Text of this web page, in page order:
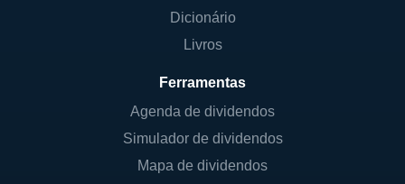
Dicionário
Livros
Ferramentas
Agenda de dividendos
Simulador de dividendos
Mapa de dividendos